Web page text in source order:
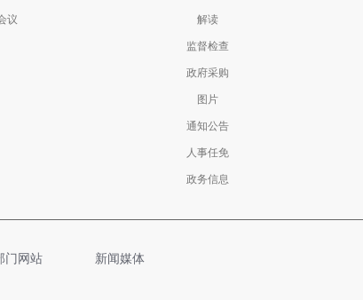
议 解读
监督检查
政府采购
图片
通知公告
人事任免
政务信息
门网站 新闻媒体